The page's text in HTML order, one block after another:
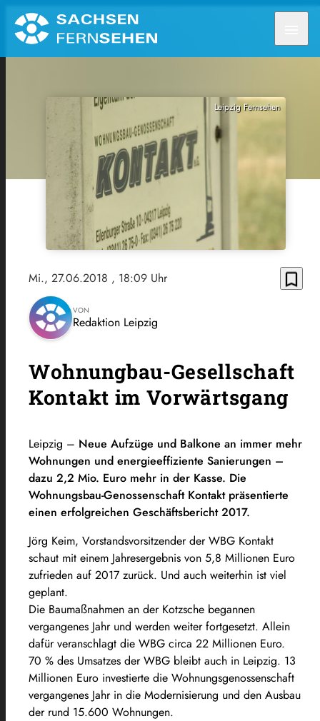
Leipzig Fernsehen
Mi., 27.06.2018 , 18:09 Uhr bookmark_border
VON
Redaktion Leipzig
Wohnungbau-Gesellschaft
Kontakt im Vorwärtsgang
Leipzig – Neue Aufzüge und Balkone an immer mehr
Wohnungen und energieeffiziente Sanierungen –
dazu 2,2 Mio. Euro mehr in der Kasse. Die
Wohnungsbau-Genossenschaft Kontakt präsentierte
einen erfolgreichen Geschäftsbericht 2017.
Jörg Keim, Vorstandsvorsitzender der WBG Kontakt
schaut mit einem Jahresergebnis von 5,8 Millionen Euro
zufrieden auf 2017 zurück. Und auch weiterhin ist viel
geplant.
Die Baumaßnahmen an der Kotzsche begannen
vergangenes Jahr und werden weiter fortgesetzt. Allein
dafür veranschlagt die WBG circa 22 Millionen Euro.
70 % des Umsatzes der WBG bleibt auch in Leipzig. 13
Millionen Euro investierte die Wohnungsgenossenschaft
vergangenes Jahr in die Modernisierung und den Ausbau
der rund 15.600 Wohnungen.